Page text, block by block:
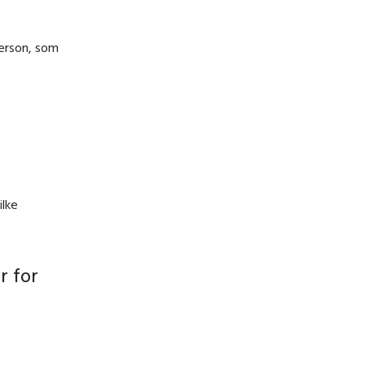
som
for